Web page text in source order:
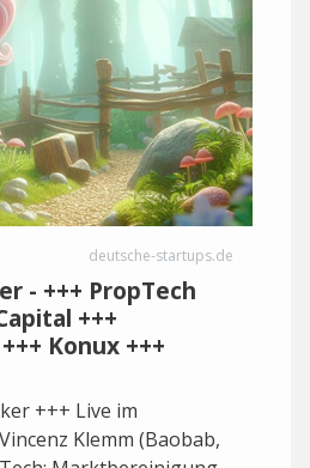
deutsche-startups.de
- +++ PropTech
+++
Konux +++
+++ Live im
Klemm (Baobab,